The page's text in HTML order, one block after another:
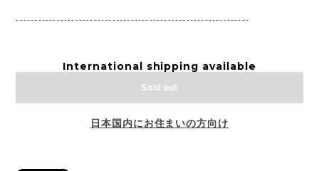
---------------------------------------------------------------
International shipping available
Sold out
日本国内にお住まいの方向け